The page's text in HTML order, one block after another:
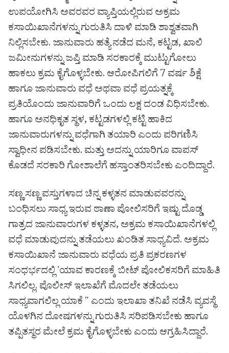
ಉಪಯೋಗಿಸಿ ಅವರವರ ವ್ಯಾಪ್ತಿಯಲ್ಲಿರುವ ಅಕ್ರಮ
ಕಸಾಯಿಖಾನೆಗಳನ್ನು ಗುರುತಿಸಿ ದಾಳಿ ಮಾಡಿ ಶಾಶ್ವತವಾಗಿ
ನಿಲ್ಲಿಸಬೇಕು. ಜಾನುವಾರು ಹತ್ಯೆ ನಡೆದ ಮನೆ, ಕಟ್ಟಡ, ಖಾಲಿ
ಜಮೀನುಗಳನ್ನು ಜಪ್ತಿ ಮಾಡಿ ಸರಕಾರಕ್ಕೆ ಮುಟ್ಟುಗೋಲು
ಹಾಕಲು ಕ್ರಮ ಕೈಗೊಳ್ಳಬೇಕು. ಆರೋಪಿಗಲಿಗೆ 7 ವರ್ಷ ಶಿಕ್ಷೆ
ಹಾಗೂ ಜಾನುವಾರು ವಧೆ ಅಥವಾ ವಧೆ ಪ್ರಯತ್ನಕ್ಕೆ
ಪ್ರತಿಯೊಂದು ಜಾನುವಾರಿಗೆ ಒಂದು ಲಕ್ಷ ದಂಡ ವಿಧಿಸಬೇಕು.
ಹಾಗೂ ಅನಧಿಕೃತ ಸ್ಥಳ, ಕಟ್ಟಡಗಳಲ್ಲಿ ಕಟ್ಟಿ ಹಾಕಿದ
ಜಾನುವಾರುಗಳನ್ನು ವಧೆಗಾಗಿ ತಯಾರಿ ಎಂದು ಪರಿಗಣಿಸಿ
ಸ್ವಾಧೀನ ಪಡಿಸಬೇಕು. ಮತ್ತು ಅದನ್ನು ಯಾರಿಗೂ ವಾಪಸ್
ಕೊಡದೆ ಸರಕಾರಿ ಗೋಶಾಲೆಗೆ ಹಸ್ತಾಂತರಿಸಬೇಕು ಎಂದಿದ್ದಾರೆ.
ಸಣ್ಣ ಸಣ್ಣ ವಸ್ತುಗಳಾದ ಚಿನ್ನ ಕಳ್ಳತನ ಮಾಡುವವರನ್ನು
ಬಂಧಿಸಲು ಸಾಧ್ಯ ಇರುವ ಠಾಣಾ ಪೋಲಿಸರಿಗೆ ಇಷ್ಟು ದೊಡ್ಡ
ಗಾತ್ರದ ಜಾನುವಾರುಗಳ ಕಳ್ಳತನ, ಅಕ್ರಮ ಕಸಾಯಿಖಾನೆಗಳಲ್ಲಿ
ವಧೆ ಮಾಡುವುದನ್ನು ತಡೆಯಲು ಖಂಡಿತ ಸಾಧ್ಯವಿದೆ. ಅಕ್ರಮ
ಕಸಾಯಿಖಾನೆ ಜಾನುವಾರು ವಧೆಯ ಪ್ರತಿ ಪ್ರಕರಣಗಳ
ಸಂಧರ್ಭದಲ್ಲಿ 'ಯಾವ ಕಾರಣಕ್ಕೆ ಬೀಟ್ ಪೋಲಿಕಸರಿಗೆ ಮಾಹಿತಿ
ಸಿಗಲಿಲ್ಲ. ಪೊಲೀಸ್ ಇಲಾಖೆಗೆ ಮೊದಲೇ ತಡೆಯಲು
ಸಾಧ್ಯವಾಗಲಿಲ್ಲ ಯಾಕೆ " ಎಂದು ಇಲಾಖಾ ತನಿಖೆ ನಡೆಸಿ ವ್ಯವಸ್ಥೆ
ಯೊಳಗಿನ ದೋಷಗಳನ್ನು ಗುರುತಿಸಿ ಸರಿಪಡಿಸಬೇಕು ಹಾಗೂ
ತಪ್ಪಿತಸ್ಥರ ಮೇಲೆ ಕ್ರಮ ಕೈಗೊಳ್ಳಬೇಕು ಎಂದು ಆಗ್ರಹಿಸಿದ್ದಾರೆ.